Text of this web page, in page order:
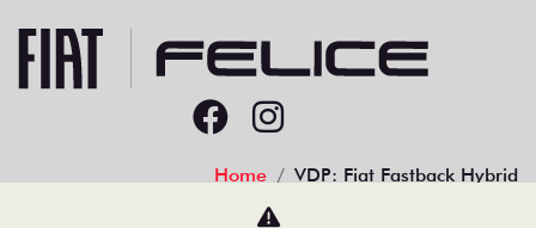
Home VDP: Fiat Fastback Hybrid